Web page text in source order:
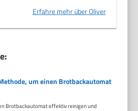
Erfahre mehr über Oliver
um einen Brotbackautomat
Brotbackautomat effektiv reinigen und